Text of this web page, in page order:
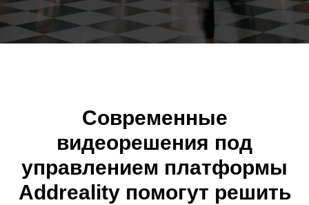
Современные
видеорешения под
управлением платформы
Addreality помогут решить